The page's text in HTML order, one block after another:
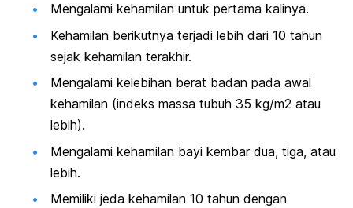
Mengalami kehamilan untuk pertama kalinya.
Kehamilan berikutnya terjadi lebih dari 10 tahun
sejak kehamilan terakhir.
Mengalami kelebihan berat badan pada awal
kehamilan (indeks massa tubuh 35 kg/m2 atau
lebih).
Mengalami kehamilan bayi kembar dua, tiga, atau
lebih.
Memiliki jeda kehamilan 10 tahun dengan